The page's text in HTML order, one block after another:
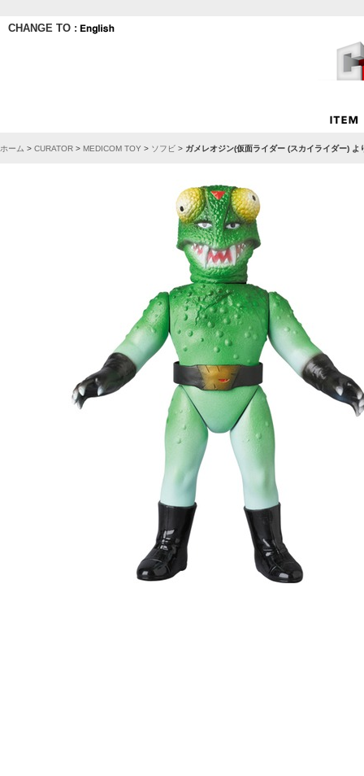
CHANGE TO :
ホーム > CURATOR > MEDICOM TOY > ソフビ > ガメレオジン(仮面ライダー (スカイライダー)